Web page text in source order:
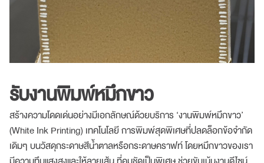
รับงานพิมพ์หมึกขาว
สร้างความโดดเด่นอย่างมีเอกลักษณ์ด้วยบริการ ‘งานพิมพ์หมึกขาว’
(White Ink Printing) เทคโนโลยี การพิมพ์สุดพิเศษที่ปลดล็อกข้อจำกัด
เดิมๆ บนวัสดุกระดาษสีน้ำตาลหรือกระดาษคราฟท์ โดยหมึกขาวของเรา